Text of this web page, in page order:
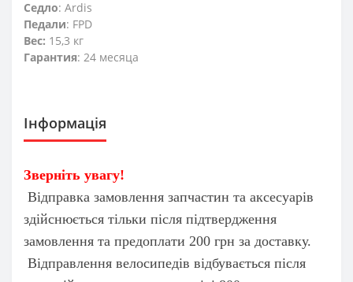
Седло: Ardis
Педали: FPD
Вес: 15,3 кг
Гарантия: 24 месяца
Інформація
Зверніть увагу!
Відправка замовлення запчастин та аксесуарів
здійснюється тільки після підтвердження
замовлення та предоплати 200 грн за доставку.
Відправлення велосипедів відбувається після